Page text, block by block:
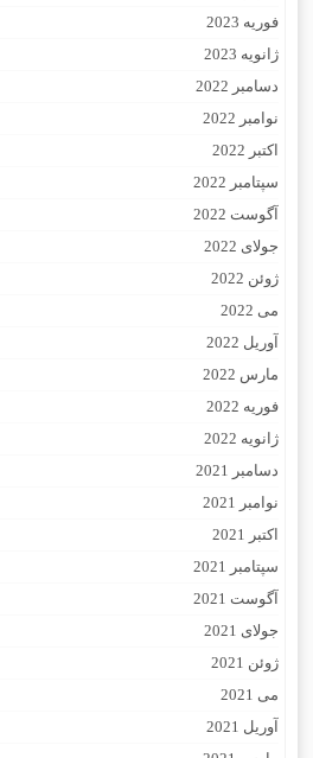
فوریه 2023
ژانویه 2023
دسامبر 2022
نوامبر 2022
اکتبر 2022
سپتامبر 2022
آگوست 2022
جولای 2022
ژوئن 2022
می 2022
آوریل 2022
مارس 2022
فوریه 2022
ژانویه 2022
دسامبر 2021
نوامبر 2021
اکتبر 2021
سپتامبر 2021
آگوست 2021
جولای 2021
ژوئن 2021
می 2021
آوریل 2021